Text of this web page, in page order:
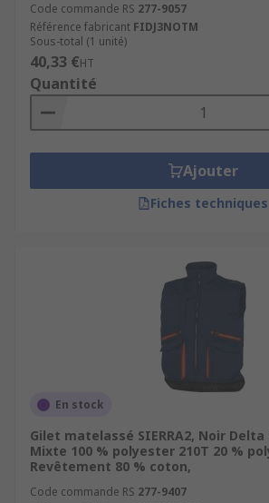
Code commande RS 277-9057
Référence fabricant FIDJ3NOTM
Sous-total (1 unité)
40,33 €HT
Quantité
Ajouter
Fiches techniques
En stock
Gilet matelassé SIERRA2, Noir
Mixte 100 % polyester 210T 20 %
Revêtement 80 % coton,
Code commande RS 277-9407